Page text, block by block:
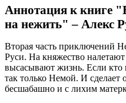
Аннотация к книге
на нежить" – Алекс
Вторая часть приключений
Руси. На княжество
высасывают жизнь. Если кто
так только Немой. И сделает
бесшабашно и с лихим